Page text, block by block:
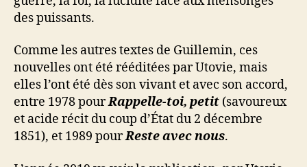
des puissants.
Comme les autres textes de Guillemin, ces
nouvelles ont été rééditées par Utovie, mais
elles l’ont été dès son vivant et avec son accord,
entre 1978 pourRappelle-toi, petit (savoureux
et acide récit du coup d’État du 2 décembre
1851), et 1989 pourReste avec nous.